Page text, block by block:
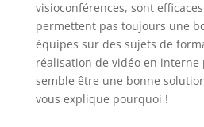
visioconférences, sont
permettent pas toujours une
équipes sur des sujets de
réalisation de vidéo en interne
semble être une bonne
vous explique pourquoi !